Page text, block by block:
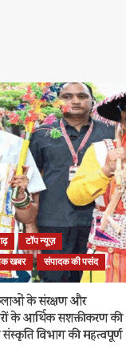
टॉप न्यूज़
खबर
संपादक की पसंद
के संरक्षण और
के आर्थिक सशक्तीकरण की
विभाग की महत्वपूर्ण